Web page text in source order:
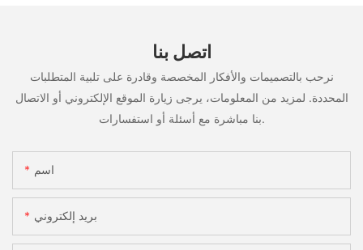
اتصل بنا
نرحب بالتصميمات والأفكار المخصصة وقادرة على تلبية المتطلبات
المحددة. لمزيد من المعلومات، يرجى زيارة الموقع الإلكتروني أو الاتصال
بنا مباشرة مع أسئلة أو استفسارات.
اسم
بريد إلكتروني